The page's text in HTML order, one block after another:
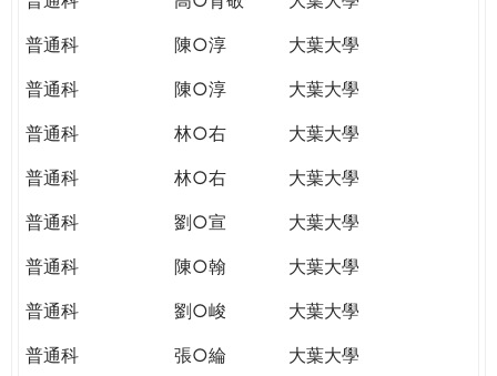
普通科
陳○淳
大葉大學
普通科
陳○淳
大葉大學
普通科
林○右
大葉大學
普通科
林○右
大葉大學
普通科
劉○宣
大葉大學
普通科
陳○翰
大葉大學
普通科
劉○峻
大葉大學
普通科
張○綸
大葉大學